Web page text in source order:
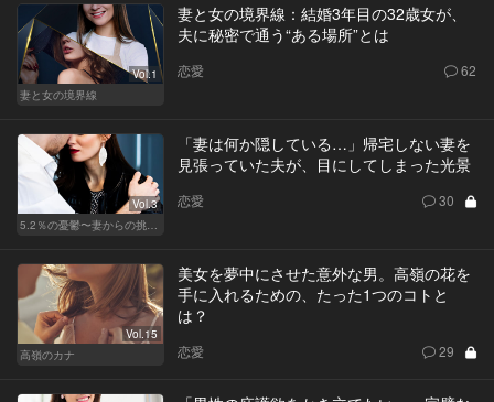
Vol.1
妻と女の境界線
妻と女の境界線：結婚3年目の32歳女が、
夫に秘密で通う“ある場所”とは
恋愛 62
Vol.3
5.2％の憂鬱〜妻からの挑戦状〜
「妻は何か隠している…」帰宅しない妻を
見張っていた夫が、目にしてしまった光景
恋愛 30
Vol.15
高嶺のカナ
美女を夢中にさせた意外な男。高嶺の花を
手に入れるための、たった1つのコトと
は？
恋愛 29